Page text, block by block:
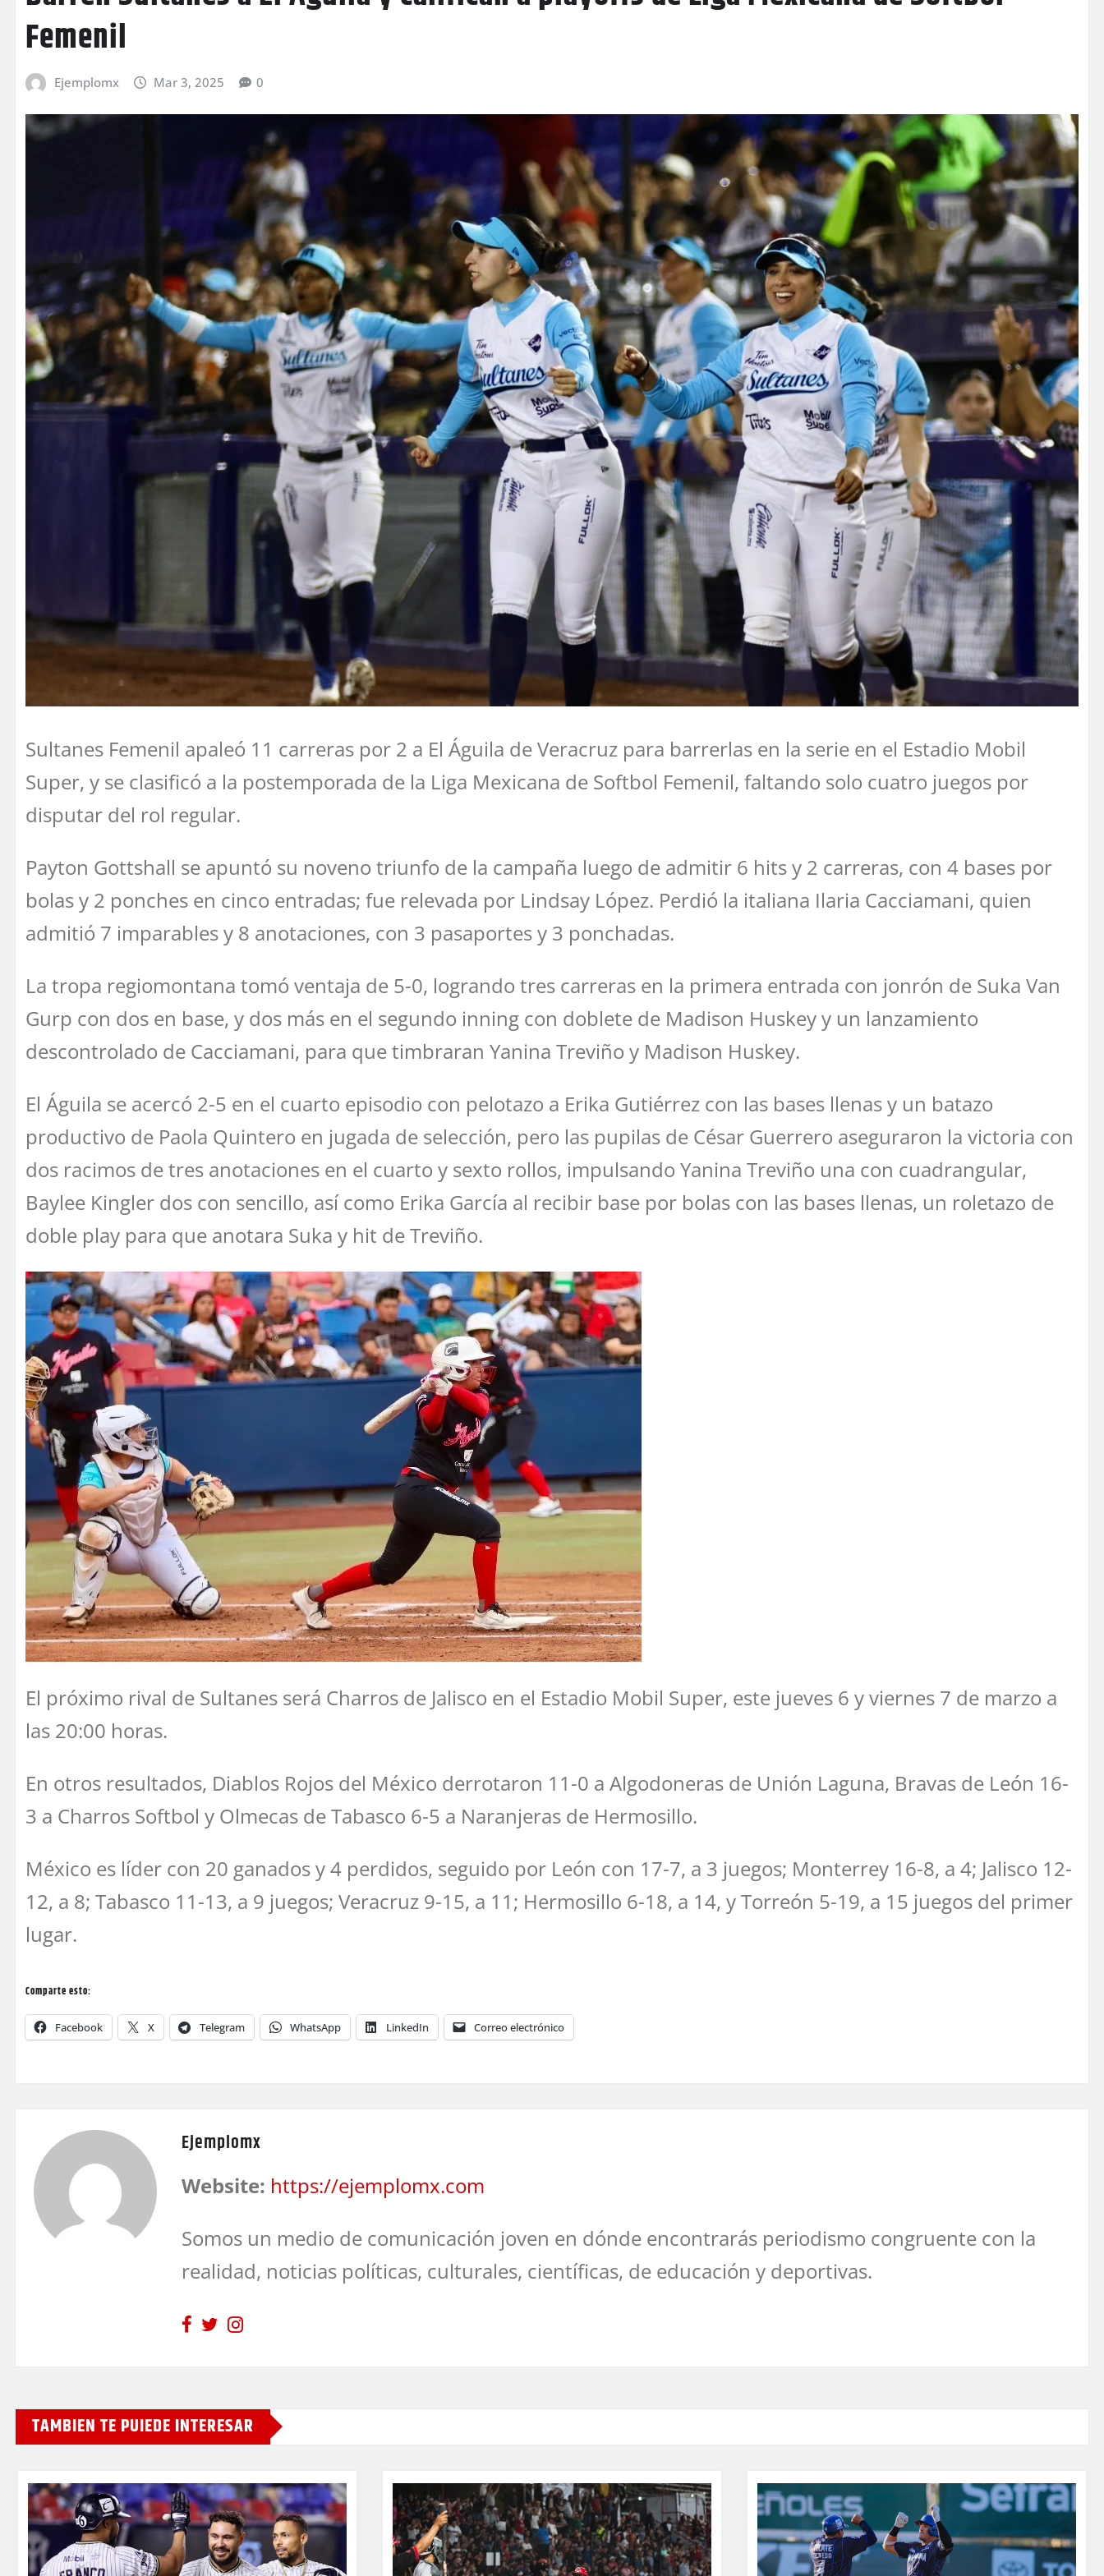
Femenil
Ejemplomx Mar 3, 2025 0
Sultanes Femenil apaleó 11 carreras por 2 a El Águila de Veracruz para barrerlas en la serie en el Estadio Mobil
Super, y se clasificó a la postemporada de la Liga Mexicana de Softbol Femenil, faltando solo cuatro juegos por
disputar del rol regular.
Payton Gottshall se apuntó su noveno triunfo de la campaña luego de admitir 6 hits y 2 carreras, con 4 bases por
bolas y 2 ponches en cinco entradas; fue relevada por Lindsay López. Perdió la italiana Ilaria Cacciamani, quien
admitió 7 imparables y 8 anotaciones, con 3 pasaportes y 3 ponchadas.
La tropa regiomontana tomó ventaja de 5-0, logrando tres carreras en la primera entrada con jonrón de Suka Van
Gurp con dos en base, y dos más en el segundo inning con doblete de Madison Huskey y un lanzamiento
descontrolado de Cacciamani, para que timbraran Yanina Treviño y Madison Huskey.
El Águila se acercó 2-5 en el cuarto episodio con pelotazo a Erika Gutiérrez con las bases llenas y un batazo
productivo de Paola Quintero en jugada de selección, pero las pupilas de César Guerrero aseguraron la victoria con
dos racimos de tres anotaciones en el cuarto y sexto rollos, impulsando Yanina Treviño una con cuadrangular,
Baylee Kingler dos con sencillo, así como Erika García al recibir base por bolas con las bases llenas, un roletazo de
doble play para que anotara Suka y hit de Treviño.
El próximo rival de Sultanes será Charros de Jalisco en el Estadio Mobil Super, este jueves 6 y viernes 7 de marzo a
las 20:00 horas.
En otros resultados, Diablos Rojos del México derrotaron 11-0 a Algodoneras de Unión Laguna, Bravas de León 16-
3 a Charros Softbol y Olmecas de Tabasco 6-5 a Naranjeras de Hermosillo.
México es líder con 20 ganados y 4 perdidos, seguido por León con 17-7, a 3 juegos; Monterrey 16-8, a 4; Jalisco 12-
12, a 8; Tabasco 11-13, a 9 juegos; Veracruz 9-15, a 11; Hermosillo 6-18, a 14, y Torreón 5-19, a 15 juegos del primer
lugar.
Comparte esto:
Facebook X Telegram WhatsApp LinkedIn Correo electrónico
Ejemplomx
Website: https://ejemplomx.com
Somos un medio de comunicación joven en dónde encontrarás periodismo congruente con la
realidad, noticias políticas, culturales, científicas, de educación y deportivas.
TAMBIEN TE PUIEDE INTERESAR